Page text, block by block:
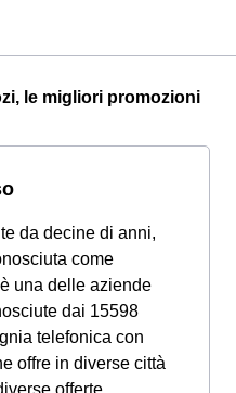
le migliori promozioni
da decine di anni,
come
è una delle aziende
dai 15598
telefonica con
offre in diverse città
offerte